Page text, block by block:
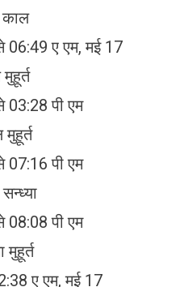
06:49 ए एम, मई 17
03:28 पी एम
मुहूर्त
07:16 पी एम
सन्ध्या
08:08 पी एम
मुहूर्त
ए एम, मई 17